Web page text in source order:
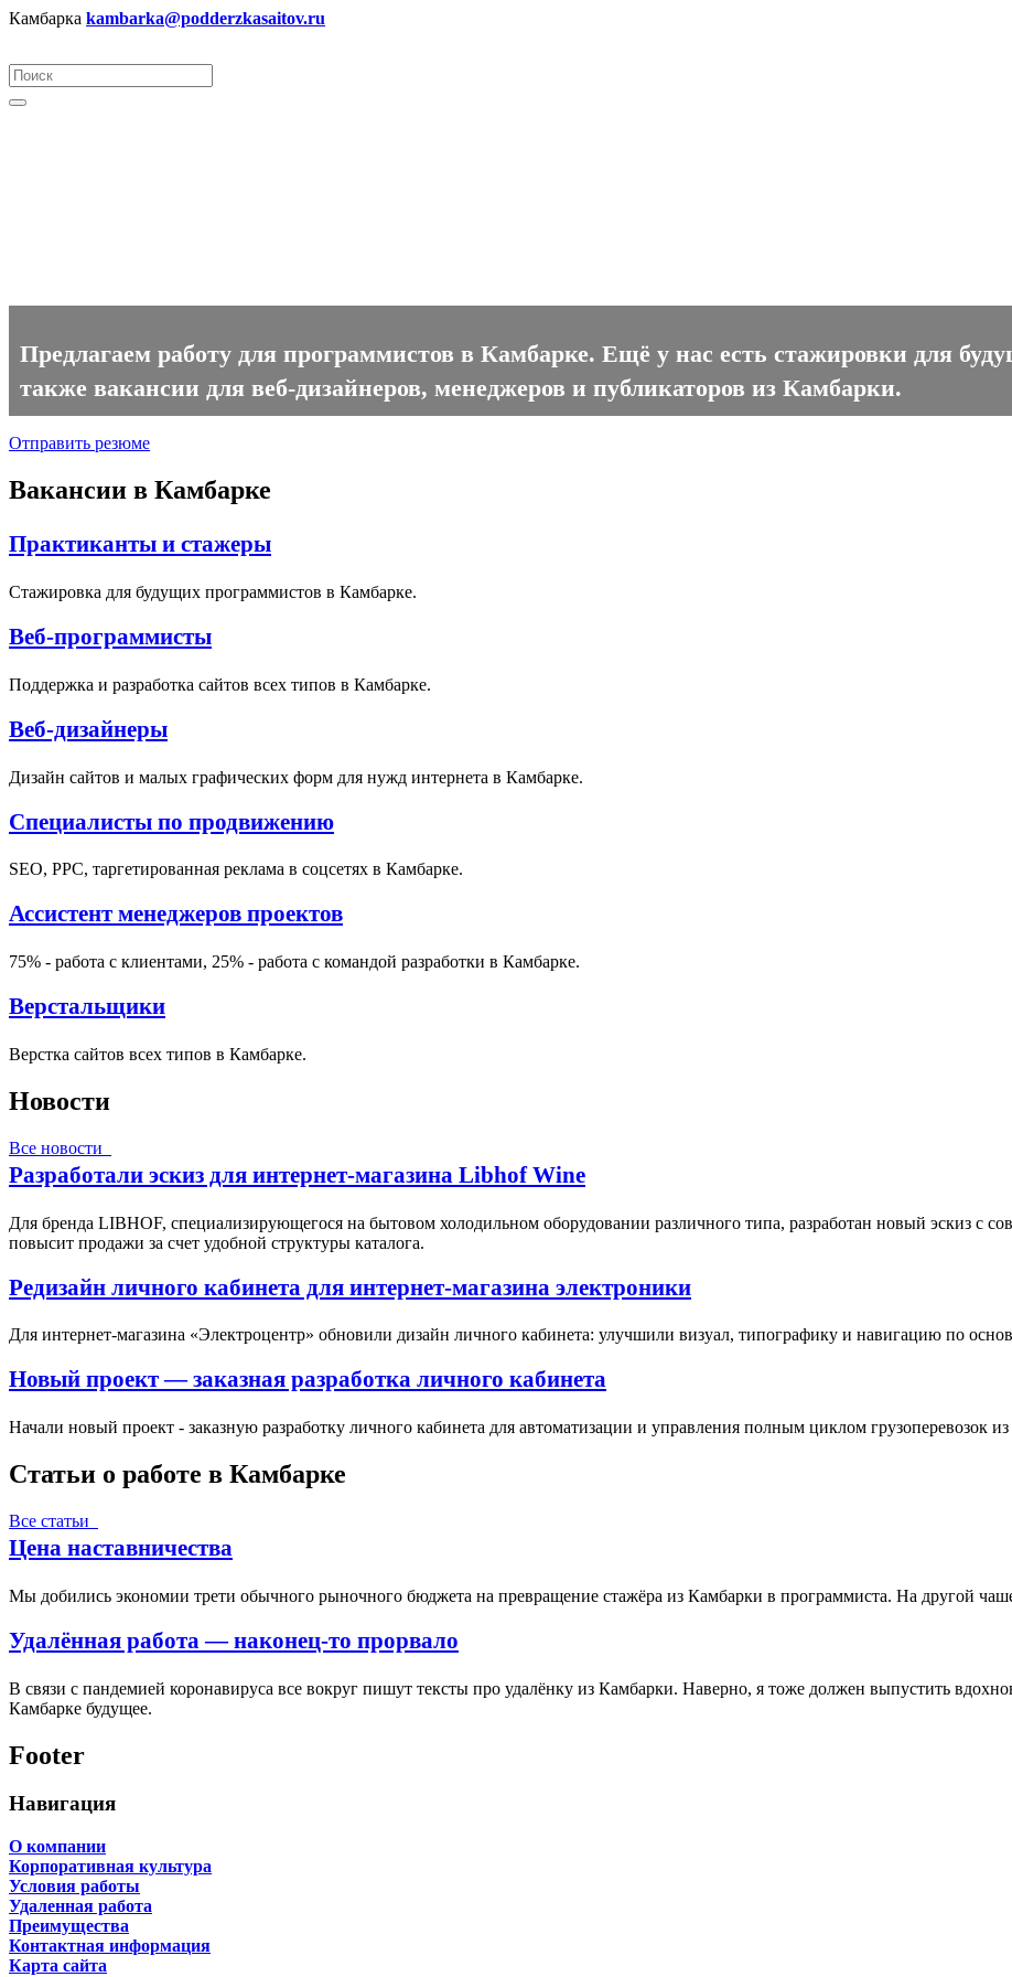
Камбарка kambarka@podderzkasaitov.ru
Предлагаем работу для программистов в Камбарке. Ещё у нас есть стажировки для
также вакансии для веб-дизайнеров, менеджеров и публикаторов из Камбарки.
Отправить резюме
Вакансии в Камбарке
Практиканты и стажеры
Стажировка для будущих программистов в Камбарке.
Веб-программисты
Поддержка и разработка сайтов всех типов в Камбарке.
Веб-дизайнеры
Дизайн сайтов и малых графических форм для нужд интернета в Камбарке.
Специалисты по продвижению
SEO, PPC, таргетированная реклама в соцсетях в Камбарке.
Ассистент менеджеров проектов
75% - работа с клиентами, 25% - работа с командой разработки в Камбарке.
Верстальщики
Верстка сайтов всех типов в Камбарке.
Новости
Все новости
Разработали эскиз для интернет-магазина Libhof Wine
Для бренда LIBHOF, специализирующегося на бытовом холодильном оборудовании различного типа, разработан новый эскиз с
повысит продажи за счет удобной структуры каталога.
Редизайн личного кабинета для интернет-магазина электроники
Для интернет-магазина «Электроцентр» обновили дизайн личного кабинета: улучшили визуал, типографику и навигацию по
Новый проект — заказная разработка личного кабинета
Начали новый проект - заказную разработку личного кабинета для автоматизации и управления полным циклом грузоперевозок из
Статьи о работе в Камбарке
Все статьи
Цена наставничества
Мы добились экономии трети обычного рыночного бюджета на превращение стажёра из Камбарки в программиста. На другой
Удалённая работа — наконец-то прорвало
В связи с пандемией коронавируса все вокруг пишут тексты про удалёнку из Камбарки. Наверно, я тоже должен выпустить
Камбарке будущее.
Footer
Навигация
О компании
Корпоративная культура
Условия работы
Удаленная работа
Преимущества
Контактная информация
Карта сайта